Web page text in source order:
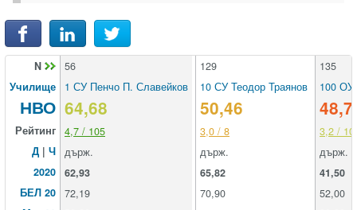
N
Училище
НВО
Рейтинг
Д | Ч
2020
БЕЛ 20
56
1 СУ Пенчо П. Славейков
64,68
4,7 / 105
държ.
62,93
72,19
129
10 СУ Теодор Траянов
50,46
3,0 / 8
държ.
65,82
70,90
135
100 ОУ
3,2 / 10
държ.
41,50
52,00